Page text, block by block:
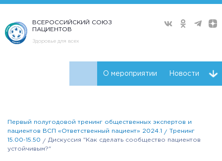
ВСЕРОССИЙСКИЙ СОЮЗ
ПАЦИЕНТОВ
Здоровье для всех
О мероприятии Новости
Плейлист
Первый полугодовой тренинг общественных экспертов и
пациентов ВСП «Ответственный пациент» 2024.1
Тренинг
15.00-15.50
Дискуссия "Как сделать сообщество пациентов
устойчивым?"